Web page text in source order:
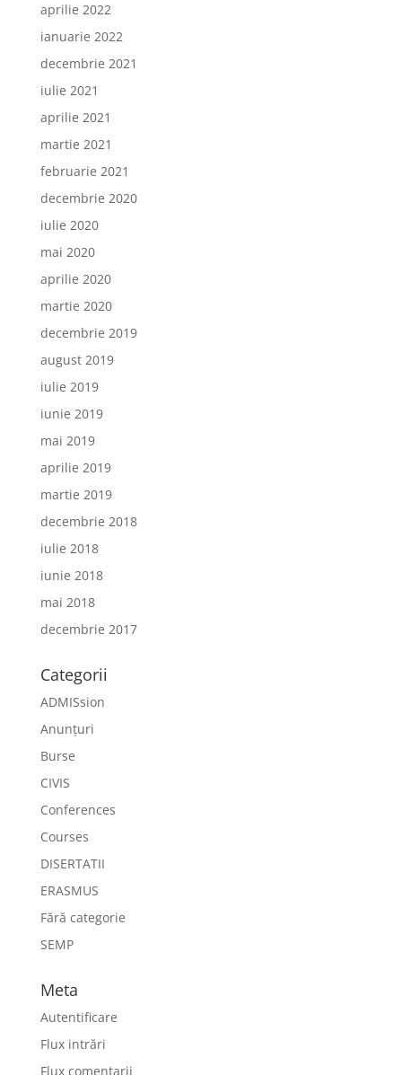
aprilie 2022
ianuarie 2022
decembrie 2021
iulie 2021
aprilie 2021
martie 2021
februarie 2021
decembrie 2020
iulie 2020
mai 2020
aprilie 2020
martie 2020
decembrie 2019
august 2019
iulie 2019
iunie 2019
mai 2019
aprilie 2019
martie 2019
decembrie 2018
iulie 2018
iunie 2018
mai 2018
decembrie 2017
Categorii
ADMISsion
Anunțuri
Burse
CIVIS
Conferences
Courses
DISERTATII
ERASMUS
Fără categorie
SEMP
Meta
Autentificare
Flux intrări
Flux comentarii